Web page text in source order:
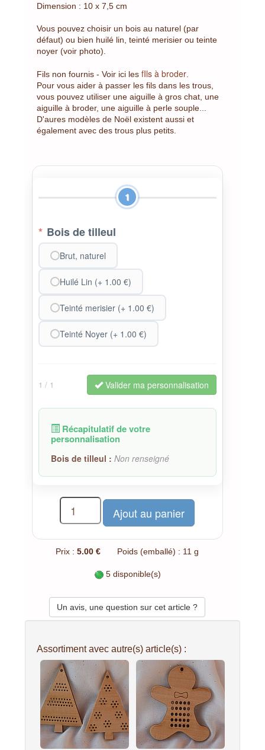
Dimension : 10 x 7,5 cm
Vous pouvez choisir un bois au naturel (par
défaut) ou bien huilé lin, teinté merisier ou teinte
noyer (voir photo).
Fils non fournis - Voir ici les fIls à broder
Pour vous aider à passer les fils dans les trous,
vous pouvez utiliser une aiguille à gros chat, une
aiguille à broder, une aiguille à perle souple...
D'aures modèles de Noël existent aussi et
également avec des trous plus petits.
1
* Bois de tilleul
Brut, naturel
Huilé Lin (+ 1.00 €)
Teinté merisier (+ 1.00 €)
Teinté Noyer (+ 1.00 €)
1 / 1 Valider ma personnalisation
Récapitulatif de votre
personnalisation
Bois de tilleul : Non renseigné
Prix :5.00 € Poids (emballé) : 11 g
5 disponible(s)
Un avis, une question sur cet article ?
Assortiment avec autre(s) article(s) :